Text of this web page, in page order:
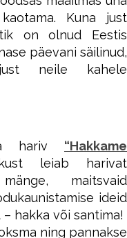
Kuna just
on olnud Eestis
päevani säilinud,
neile kahele
hariv “Hakkame
leiab harivat
maitsvaid
ideid
hakka või santima!
ning pannakse